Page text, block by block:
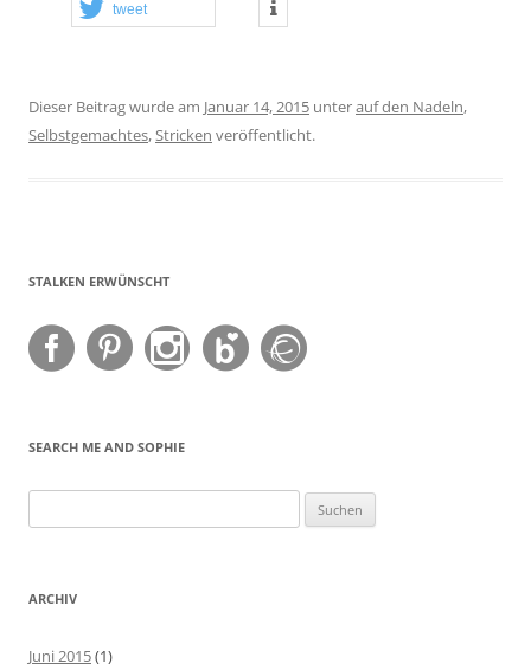
tweet
Dieser Beitrag wurde am Januar 14, 2015 unterauf den Nadeln,
Selbstgemachtes,Stricken veröffentlicht.
STALKEN ERWÜNSCHT
SEARCH ME AND SOPHIE
nach:
ARCHIV
Juni 2015(1)